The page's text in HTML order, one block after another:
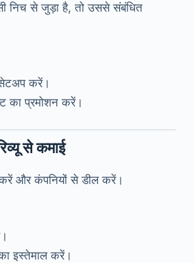
निच से जुड़ा है, तो उससे संबंधित
सेटअप करें।
का प्रमोशन करें।
से कमाई
करें और कंपनियों से डील करें।
इस्तेमाल करें।